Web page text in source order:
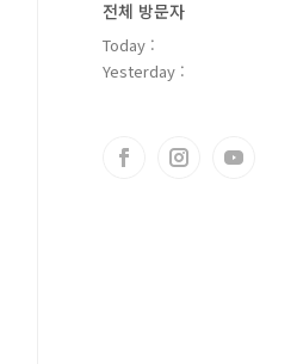
전체 방문자
Today :
Yesterday :